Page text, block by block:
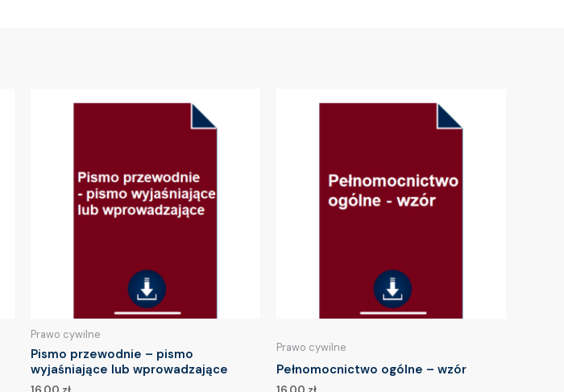
Prawo cywilne
Pismo przewodnie – pismo
wyjaśniające lub wprowadzające
Prawo cywilne
Pełnomocnictwo ogólne – wzór